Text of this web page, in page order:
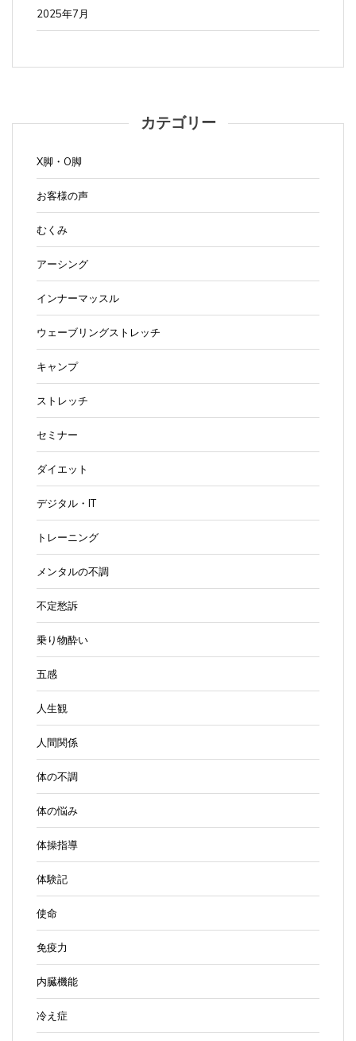
2025年7月
カテゴリー
X脚・O脚
お客様の声
むくみ
アーシング
インナーマッスル
ウェーブリングストレッチ
キャンプ
ストレッチ
セミナー
ダイエット
デジタル・IT
トレーニング
メンタルの不調
不定愁訴
乗り物酔い
五感
人生観
人間関係
体の不調
体の悩み
体操指導
体験記
使命
免疫力
内臓機能
冷え症